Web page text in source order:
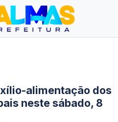
alimentação dos
neste sábado, 8